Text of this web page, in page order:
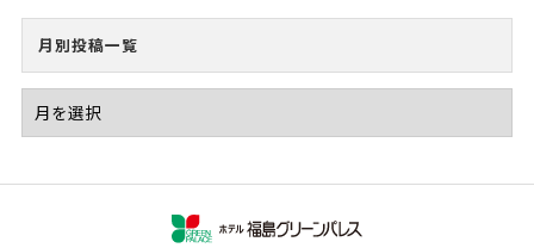
月別投稿一覧